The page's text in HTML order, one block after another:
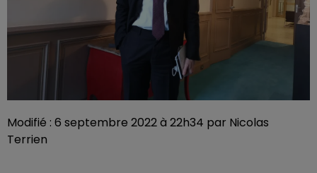
Modifié : 6 septembre 2022 à 22h34 par Nicolas
Terrien